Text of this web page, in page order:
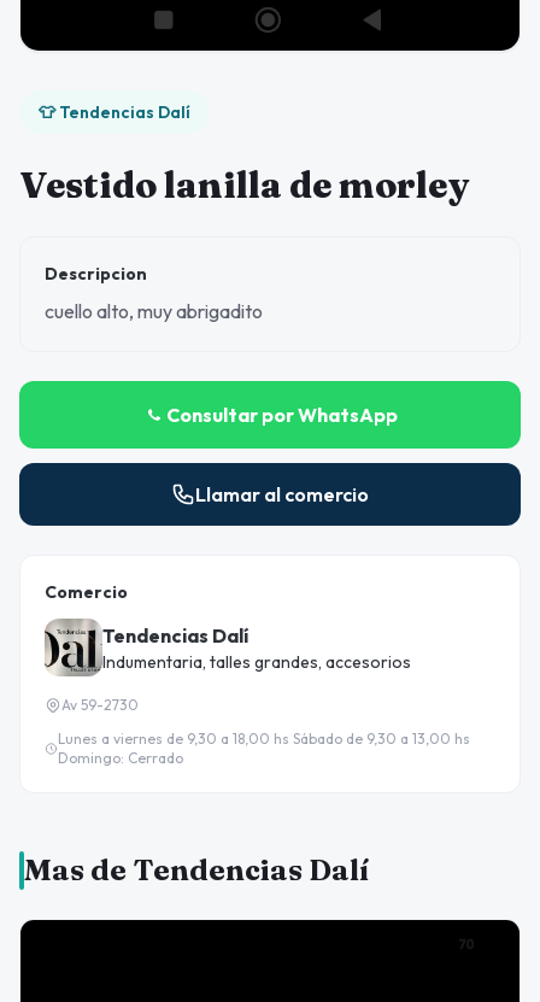
👕 Tendencias Dalí
Vestido lanilla de morley
Descripcion
cuello alto, muy abrigadito
Consultar por WhatsApp
Llamar al comercio
Comercio
Tendencias Dalí
Indumentaria, talles grandes, accesorios
Av 59-2730
Lunes a viernes de 9,30 a 18,00 hs Sábado de 9,30 a 13,00 hs
Domingo: Cerrado
Mas de Tendencias Dalí